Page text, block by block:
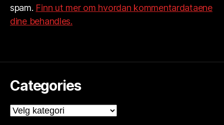
spam. Finn ut mer om hvordan kommentardataene
dine behandles.
Categories
Categories